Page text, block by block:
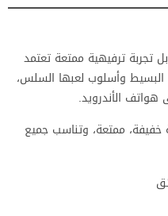
تجربة ترفيهية ممتعة تعتمد
وأسلوب لعبها السلس،
الأندرويد.
خفيفة، ممتعة، وتناسب جميع